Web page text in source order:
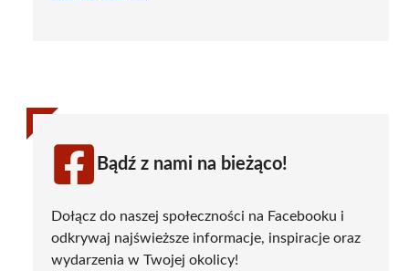
Bądź z nami na bieżąco!
Dołącz do naszej społeczności na Facebooku i
odkrywaj najświeższe informacje, inspiracje oraz
wydarzenia w Twojej okolicy!